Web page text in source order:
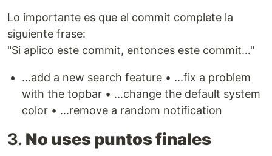
Lo importante es que el commit complete la
siguiente frase:
"Si aplico este commit, entonces este commit…"
...add a new search feature • ...fix a problem
with the topbar • ...change the default system
color • ...remove a random notification
3. No uses puntos finales